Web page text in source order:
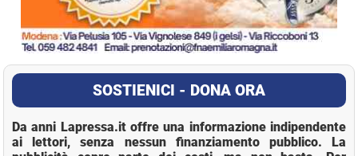
SOSTIENICI - DONA ORA
Da anni Lapressa.it offre una informazione indipendente
ai lettori, senza nessun finanziamento pubblico. La